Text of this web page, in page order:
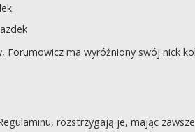
Forumowicz ma wyróżniony swój nick
rozstrzygają je, mając